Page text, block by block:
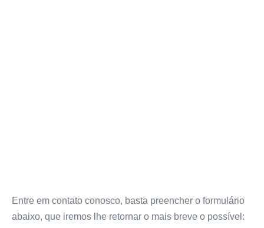
Entre em contato conosco, basta preencher o formulário
abaixo, que iremos lhe retornar o mais breve o possível: